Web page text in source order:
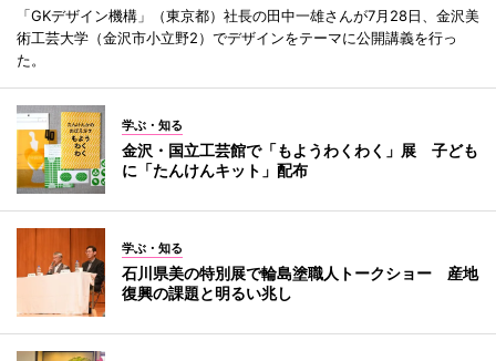
「GKデザイン機構」（東京都）社長の田中一雄さんが7月28日、金沢美
術工芸大学（金沢市小立野2）でデザインをテーマに公開講義を行っ
た。
学ぶ・知る
金沢・国立工芸館で「もようわくわく」展 子ども
に「たんけんキット」配布
学ぶ・知る
石川県美の特別展で輪島塗職人トークショー 産地
復興の課題と明るい兆し